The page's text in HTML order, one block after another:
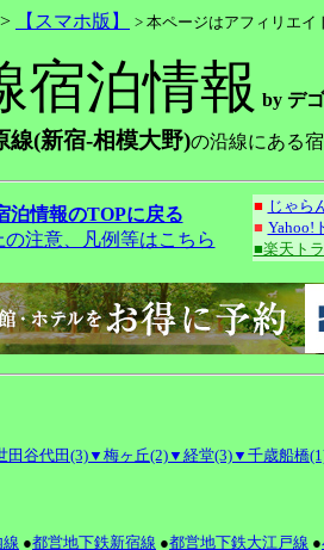
> 【スマホ版】 > 本ページはアフィリエ
宿泊情報 by デ
線(新宿-相模大野)の沿線にある
泊情報のTOPに戻る
の注意、凡例等はこちら
■ じゃら
■ Yahoo!
■楽天ト
田谷代田(3)▼梅ヶ丘(2)▼経堂(3)▼千歳船橋
●都営地下鉄新宿線 ●都営地下鉄大江戸線 ●